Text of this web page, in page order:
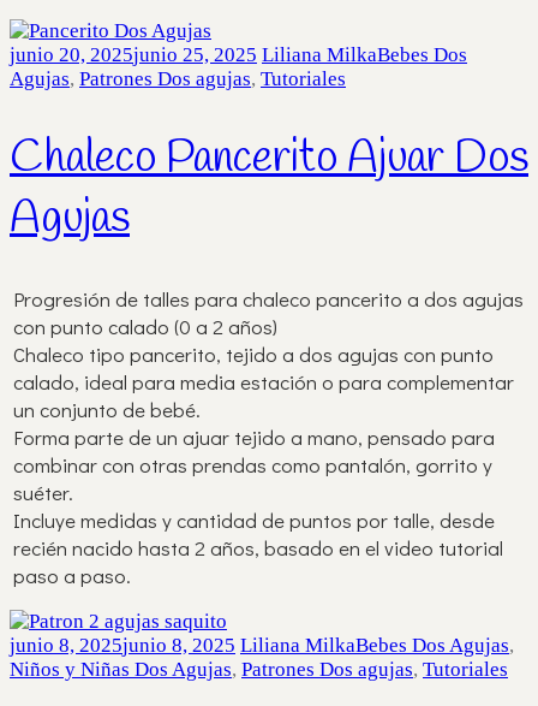
junio 20, 2025junio 25, 2025 Liliana MilkaBebes Dos
Agujas, Patrones Dos agujas, Tutoriales
Chaleco Pancerito Ajuar Dos
Agujas
Progresión de talles para chaleco pancerito a dos agujas
con punto calado (0 a 2 años)
Chaleco tipo pancerito, tejido a dos agujas con punto
calado, ideal para media estación o para complementar
un conjunto de bebé.
Forma parte de un ajuar tejido a mano, pensado para
combinar con otras prendas como pantalón, gorrito y
suéter.
Incluye medidas y cantidad de puntos por talle, desde
recién nacido hasta 2 años, basado en el video tutorial
paso a paso.
junio 8, 2025junio 8, 2025 Liliana MilkaBebes Dos Agujas,
Niños y Niñas Dos Agujas, Patrones Dos agujas, Tutoriales